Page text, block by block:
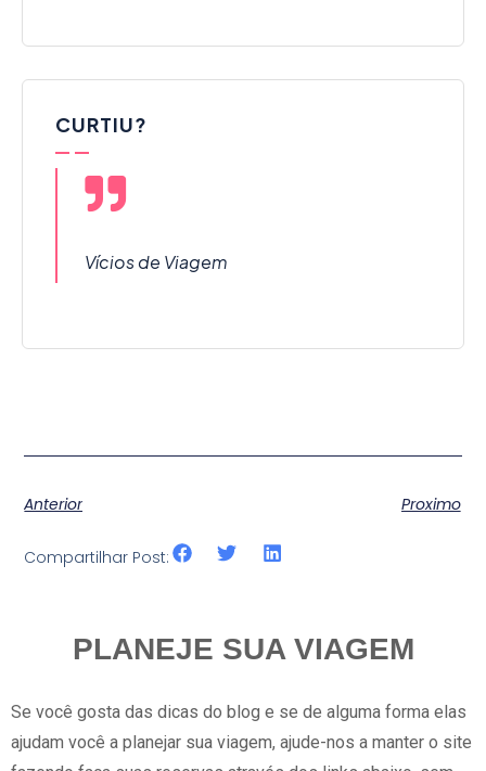
CURTIU?
Vícios de Viagem
Anterior Proximo
Compartilhar Post:
PLANEJE SUA VIAGEM
Se você gosta das dicas do blog e se de alguma forma elas
ajudam você a planejar sua viagem, ajude-nos a manter o site